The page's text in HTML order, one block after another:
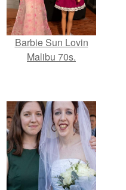
Barbie Sun Lovin
Malibu 70s.